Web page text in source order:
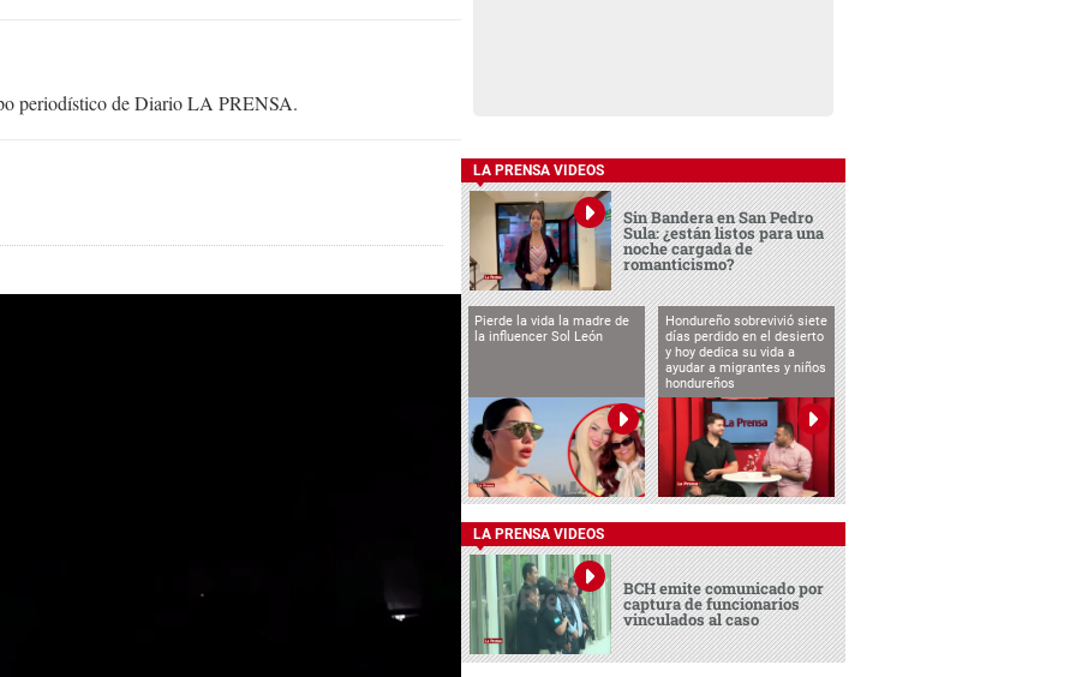
periodístico de Diario LA PRENSA.
LA PRENSA VIDEOS
Sin Bandera en San Pedro
Sula: ¿están listos para una
noche cargada de
romanticismo?
Pierde la vida la madre de
la influencer Sol León
Hondureño sobrevivió siete
días perdido en el desierto
y hoy dedica su vida a
ayudar a migrantes y niños
hondureños
LA PRENSA VIDEOS
BCH emite comunicado por
captura de funcionarios
vinculados al caso